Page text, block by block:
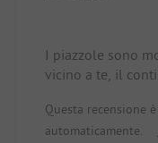
I piazzole sono
vicino a te, il
sono molto
non c'è una carta
Questa recensione
automaticamente.